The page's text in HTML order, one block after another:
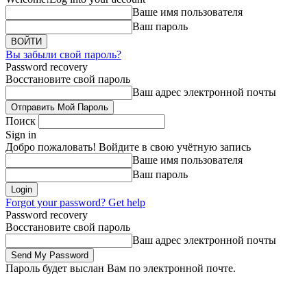
Ваше имя пользователя
Ваш пароль
Вы забыли свой пароль?
Password recovery
Восстановите свой пароль
Ваш адрес электронной почты
Поиск
Sign in
Добро пожаловать! Войдите в свою учётную запись
Ваше имя пользователя
Ваш пароль
Forgot your password? Get help
Password recovery
Восстановите свой пароль
Ваш адрес электронной почты
Пароль будет выслан Вам по электронной почте.